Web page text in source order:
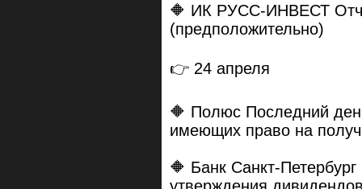
🔶 ИК РУСС-ИНВЕСТ
(предположительно)
👉 24 апреля
🔶 Полюс Последний
имеющих право на
🔶 Банк Санкт-